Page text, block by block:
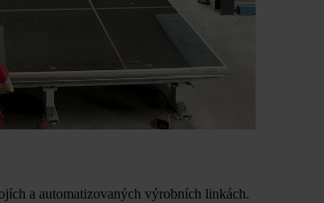
a automatizovaných výrobních linkách.